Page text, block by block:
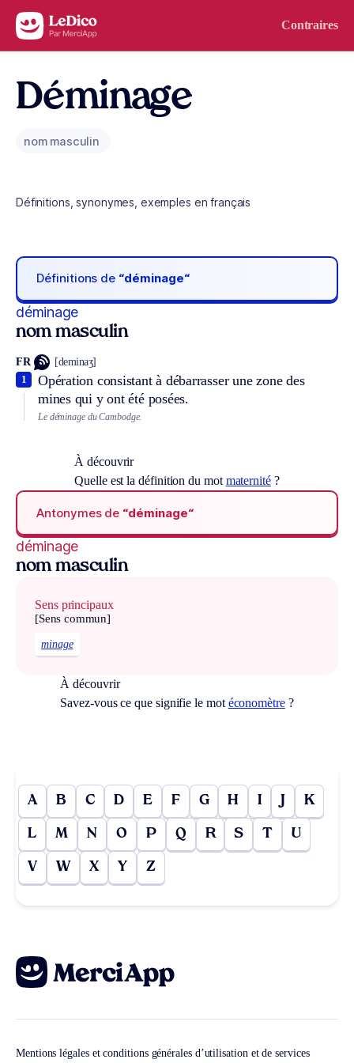
Aller au contenu Contraires
Déminage
nom masculin
Définitions, synonymes, exemples en français
Définitions de “déminage“
déminage
nom masculin
FR [deminaʒ]
Opération consistant à débarrasser une zone des
mines qui y ont été posées.
1
Le déminage du Cambodge.
À découvrir
Quelle est la définition du mot maternité?
Antonymes de “déminage“
déminage
nom masculin
Sens principaux
[Sens commun]
minage
À découvrir
Savez-vous ce que signifie le mot économètre?
A B C D E F G H I J K
L M N O P Q R S T U
V W X Y Z
Mentions légales et conditions générales d’utilisation et de services